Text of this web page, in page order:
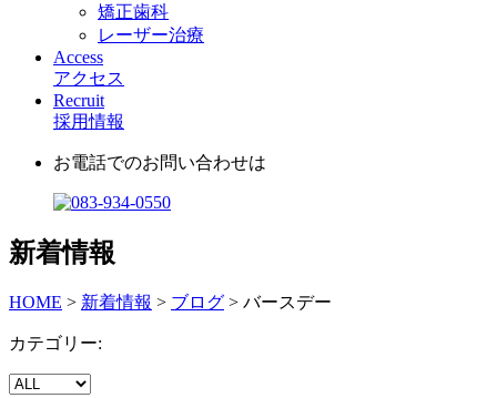
矯正歯科
レーザー治療
Access
アクセス
Recruit
採用情報
お電話でのお問い合わせは
新着情報
HOME > 新着情報 > ブログ > バースデー
カテゴリー: